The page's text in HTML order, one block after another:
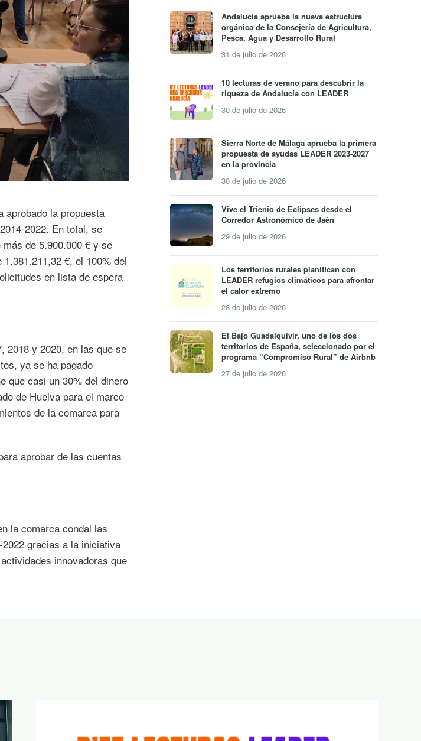
aprobado la propuesta
2022. En total, se
de 5.900.000 € y se
€, el 100% del
en lista de espera
2018 y 2020, en las que se
ya se ha pagado
que casi un 30% del dinero
de Huelva para el marco
de la comarca para
aprobar de las cuentas
la comarca condal las
gracias a la iniciativa
innovadoras que
Andalucía aprueba la nueva estructura
orgánica de la Consejería de Agricultura,
Pesca, Agua y Desarrollo Rural
31 de julio de 2026
10 lecturas de verano para descubrir la
riqueza de Andalucía con LEADER
30 de julio de 2026
Sierra Norte de Málaga aprueba la primera
propuesta de ayudas LEADER 2023-2027
en la provincia
30 de julio de 2026
Vive el Trienio de Eclipses desde el
Corredor Astronómico de Jaén
29 de julio de 2026
Los territorios rurales planifican con
LEADER refugios climáticos para afrontar
el calor extremo
28 de julio de 2026
El Bajo Guadalquivir, uno de los dos
territorios de España, seleccionado por el
programa “Compromiso Rural” de Airbnb
27 de julio de 2026